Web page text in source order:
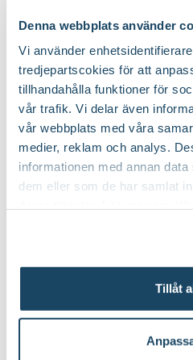
Denna webbplats använder
Vi använder
tredjepartscokies för att
tillhandahålla funktioner för
vår trafik. Vi delar även
vår webbplats med våra
medier, reklam och analys.
informationen med annan
dem eller som de har samlat
Tillåt
Lättskött:
Jordprodukter: